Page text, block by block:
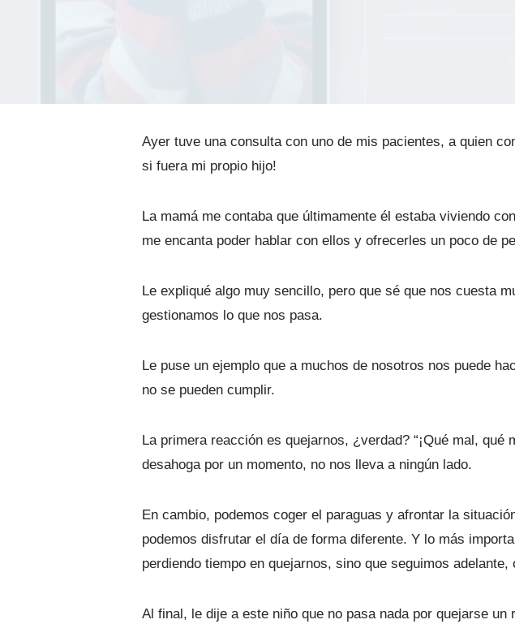
Ayer tuve una consulta con uno de mis pacientes, a quien
si fuera mi propio hijo!
La mamá me contaba que últimamente él estaba viviendo
me encanta poder hablar con ellos y ofrecerles un poco de
Le expliqué algo muy sencillo, pero que sé que nos cuesta
gestionamos lo que nos pasa.
Le puse un ejemplo que a muchos de nosotros nos puede
no se pueden cumplir.
La primera reacción es quejarnos, ¿verdad? “¡Qué mal,
desahoga por un momento, no nos lleva a ningún lado.
En cambio, podemos coger el paraguas y afrontar la
podemos disfrutar el día de forma diferente. Y lo más
perdiendo tiempo en quejarnos, sino que seguimos
Al final, le dije a este niño que no pasa nada por quejarse